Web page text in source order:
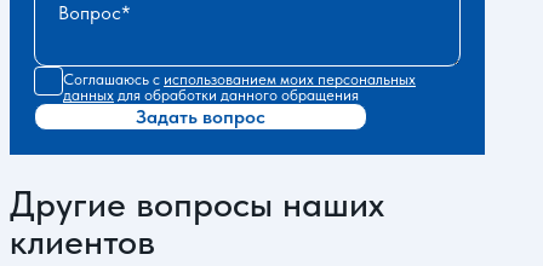
Вопрос
Соглашаюсь с использованием моих персональных
данных для обработки данного обращения
Задать вопрос
Другие вопросы наших
клиентов